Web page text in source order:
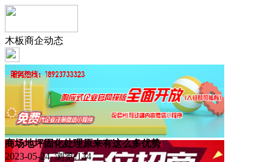
木板商企动态
商场地坪固化处理原来有这么多优势
2023-05-24 浏览:134